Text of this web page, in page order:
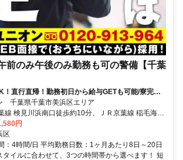
前のみ午後のみ勤務も可の警備【千葉
！直行直帰！勤務初日から給与GETも可能/寮完備
千葉県千葉市美浜区エリア
線 検見川浜南口徒歩約10分、ＪＲ京葉線 稲毛海岸
京成千葉線 京成稲毛徒歩約31分 千葉県千葉市美浜
駅、海浜幕張駅、検見川浜駅、幕張豊砂駅、京成
等）
円
区
：4時間/日 平均勤務日数：1ヶ月あたり8日～20日
タイルに合わせて、3つの時間帯から選べます！ 短